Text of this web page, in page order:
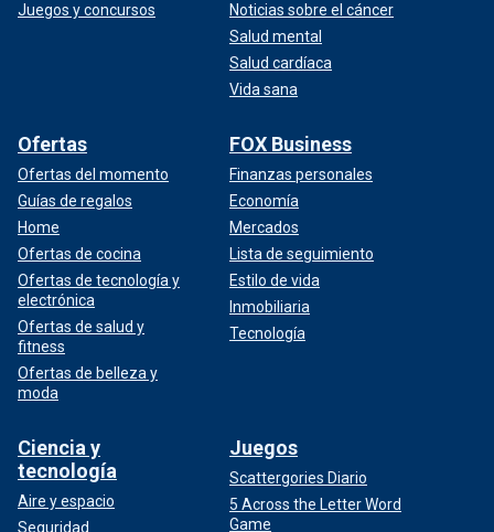
Juegos y concursos
Noticias sobre el cáncer
Salud mental
Salud cardíaca
Vida sana
Ofertas
Ofertas del momento
Guías de regalos
Home
Ofertas de cocina
Ofertas de tecnología y
electrónica
Ofertas de salud y
fitness
Ofertas de belleza y
moda
FOX Business
Finanzas personales
Economía
Mercados
Lista de seguimiento
Estilo de vida
Inmobiliaria
Tecnología
Ciencia y
tecnología
Aire y espacio
Seguridad
Juegos
Scattergories Diario
5 Across the Letter Word
Game